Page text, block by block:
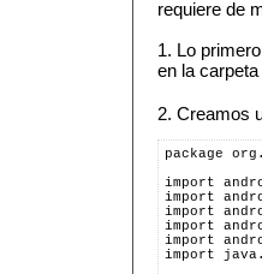
requiere de
1. Lo
en la carpeta
2. Creamos
package
import
import
import
import
import
import